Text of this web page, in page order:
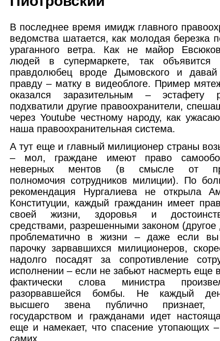
В последнее время имидж главного
ведомства шатается, как молодая березка
ураганного ветра. Как не майор
людей в супермаркете, так объявится
правдолюбец вроде Дымовского и
правду – матку в видеоблоге. Пример
оказался заразительным – эстафету
подхватили другие правоохранители,
через Youtube честному народу, как
наша правоохранительная система.
А тут еще и главный милиционер страны
– мол, граждане имеют право
неверных ментов (в смысле от
полномочия сотрудников милиции). По
рекомендация Нургалиева не открыла
Конституции, каждый гражданин имеет
своей жизни, здоровья и
средствами, разрешенными законом (другое
проблематично в жизни – даже если вы
парочку зарвавшихся милиционеров,
надолго посадят за сопротивление
исполнении – если не забьют насмерть еще
фактически слова министра
разорвавшейся бомбы. Не каждый
высшего звена публично
государством и гражданами идет
еще и намекает, что спасение утопающих
самих.